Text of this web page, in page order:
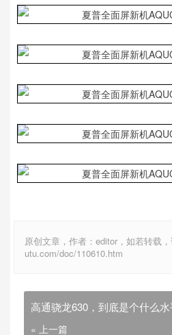
原创文章，作者：editor，如若转载
utu.com/doc/110610.htm
高通骁龙630，到底是个什么水
« 上一篇